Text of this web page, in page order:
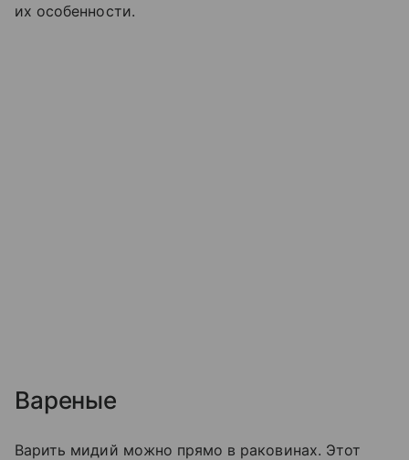
их особенности.
Вареные
Варить мидий можно прямо в раковинах. Этот